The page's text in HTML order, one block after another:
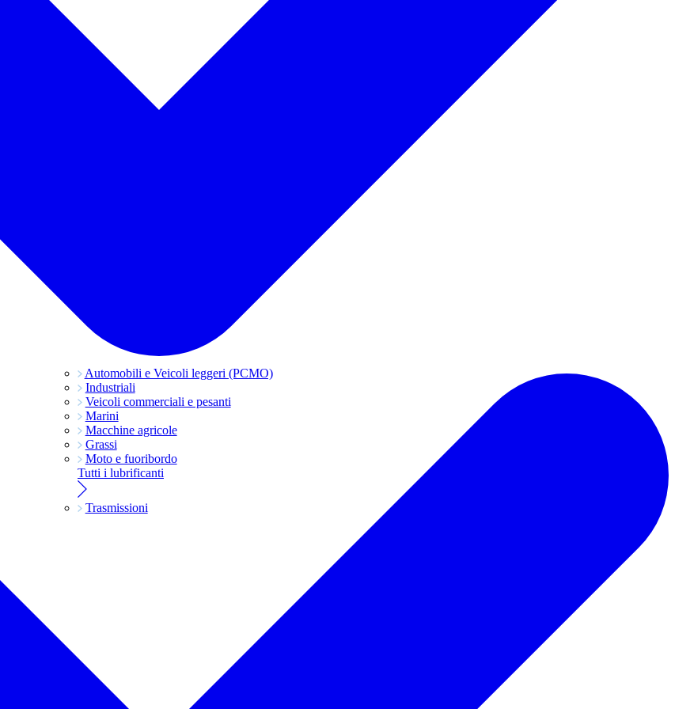
Automobili e Veicoli leggeri (PCMO)
Industriali
Veicoli commerciali e pesanti
Marini
Macchine agricole
Grassi
Moto e fuoribordo
Tutti i lubrificanti
Trasmissioni